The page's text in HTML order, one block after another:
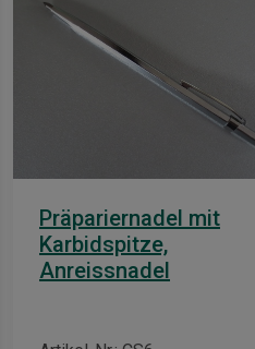
Präpariernadel mit
Karbidspitze,
Anreissnadel